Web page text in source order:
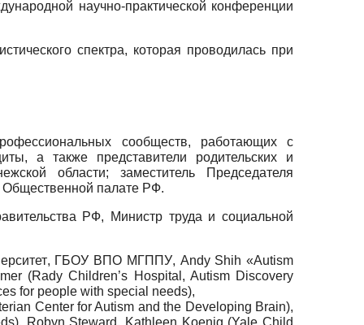
научно-практической конференции
спектра, которая проводилась при
сообществ, работающих с
а также представители родительских и
области; заместитель Председателя
Общественной палате РФ.
РФ, Министр труда и социальной
, ГБОУ ВПО МГППУ, Andy Shih «Autism
(Rady Children’s Hospital, Autism Discovery
for people with special needs),
Center for Autism and the Developing Brain),